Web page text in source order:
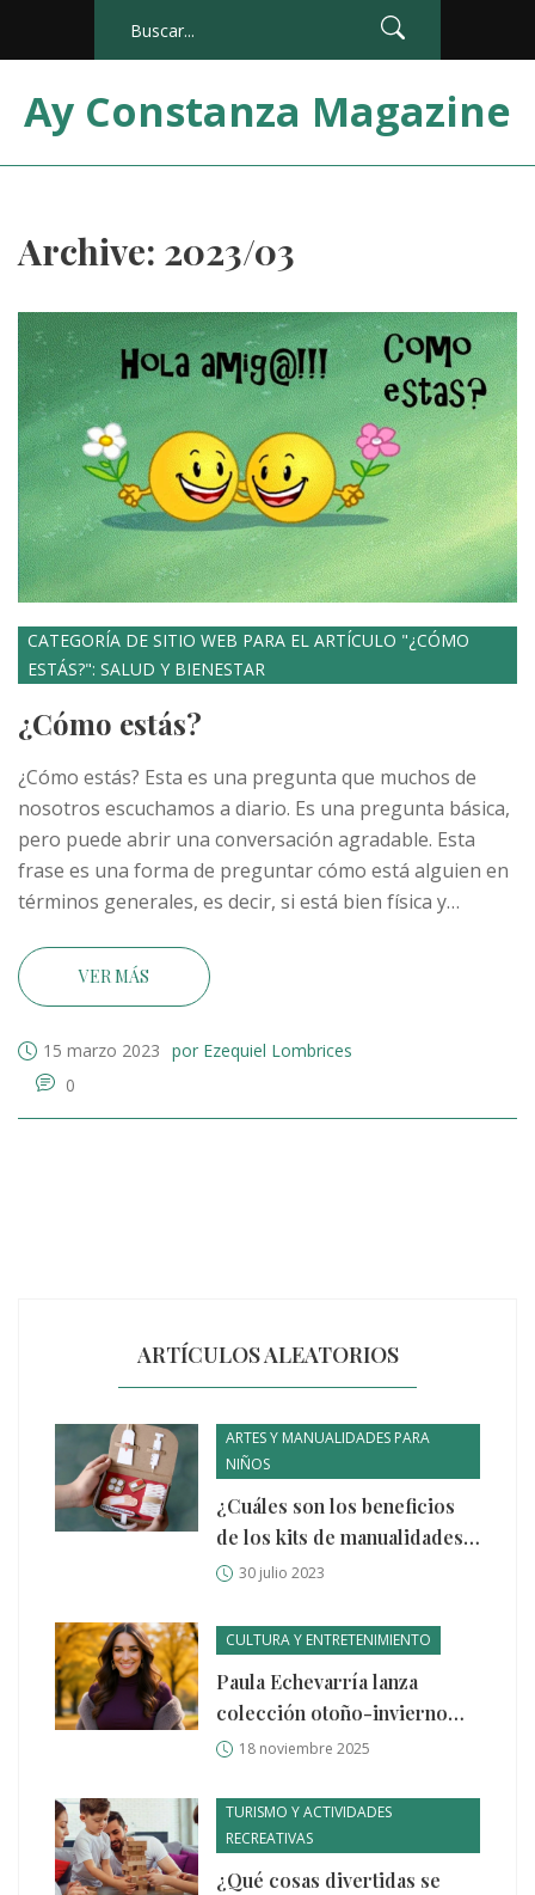
Ay Constanza Magazine
Archive: 2023/03
CATEGORÍA DE SITIO WEB PARA EL ARTÍCULO "¿CÓMO
ESTÁS?": SALUD Y BIENESTAR
¿Cómo estás?
¿Cómo estás? Esta es una pregunta que muchos de
nosotros escuchamos a diario. Es una pregunta básica,
pero puede abrir una conversación agradable. Esta
frase es una forma de preguntar cómo está alguien en
términos generales, es decir, si está bien física y
suene simple, puede decir mucho sobre la persona, si
está feliz, triste, enfadada o cansada. Algunas personas
pueden dar más detalles sobre su estado. Dependiendo
de la situación, también puede ser una forma de
preguntar cómo está alguien emocionalmente. ¿Cómo
VER MÁS
15 marzo 2023 por Ezequiel Lombrices
0
ARTÍCULOS ALEATORIOS
ARTES Y MANUALIDADES PARA
NIÑOS
¿Cuáles son los beneficios
de los kits de manualidades
para niños?
30 julio 2023
CULTURA Y ENTRETENIMIENTO
Paula Echevarría lanza
colección otoño-invierno
2025 de Primark con
euros
18 noviembre 2025
TURISMO Y ACTIVIDADES
RECREATIVAS
¿Qué cosas divertidas se